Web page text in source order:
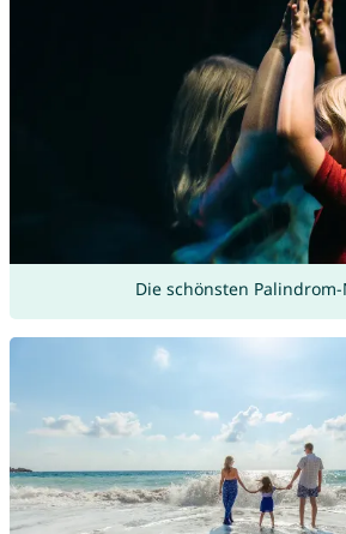
Die schönsten